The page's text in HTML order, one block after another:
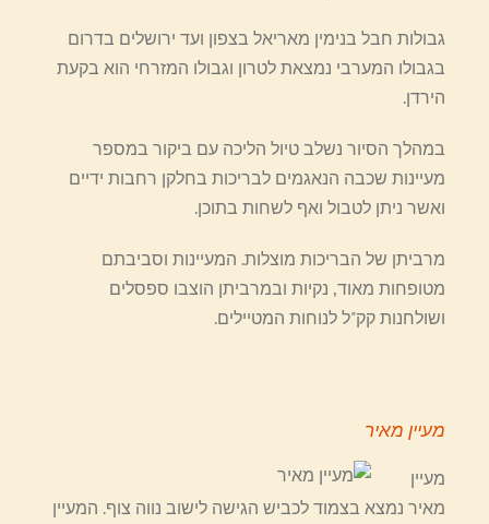
גבולות חבל בנימין מאריאל בצפון ועד ירושלים בדרום
בגבולו המערבי נמצאת לטרון וגבולו המזרחי הוא בקעת
הירדן.
במהלך הסיור נשלב טיול הליכה עם ביקור במספר
מעיינות שכבה הנאגמים לבריכות בחלקן רחבות ידיים
ואשר ניתן לטבול ואף לשחות בתוכן.
מרביתן של הבריכות מוצלות. המעיינות וסביבתם
מטופחות מאוד, נקיות ובמרביתן הוצבו ספסלים
ושולחנות קק"ל לנוחות המטיילים.
מעיין מאיר
מעיין
מאיר נמצא בצמוד לכביש הגישה לישוב נווה צוף. המעיין